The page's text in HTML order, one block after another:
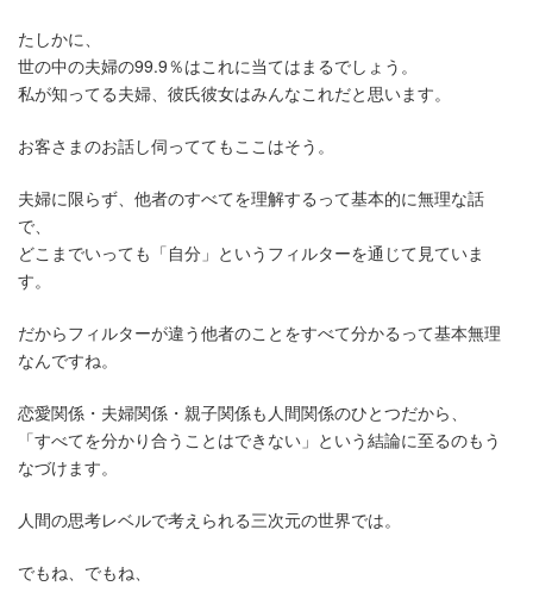
たしかに、
世の中の夫婦の99.9％はこれに当てはまるでしょう。
私が知ってる夫婦、彼氏彼女はみんなこれだと思います。
お客さまのお話し伺っててもここはそう。
夫婦に限らず、他者のすべてを理解するって基本的に無理な話
で、
どこまでいっても「自分」というフィルターを通じて見ていま
す。
だからフィルターが違う他者のことをすべて分かるって基本無理
なんですね。
恋愛関係・夫婦関係・親子関係も人間関係のひとつだから、
「すべてを分かり合うことはできない」という結論に至るのもう
なづけます。
人間の思考レベルで考えられる三次元の世界では。
でもね、でもね、